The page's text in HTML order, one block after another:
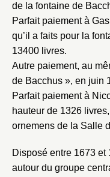
de la fontaine de
Parfait paiement à
qu’il a faits pour la
13400 livres.
Autre paiement, au
de Bacchus », en juin
Parfait paiement à
hauteur de 1326
ornemens de la Salle
Disposé entre 1673
autour du groupe